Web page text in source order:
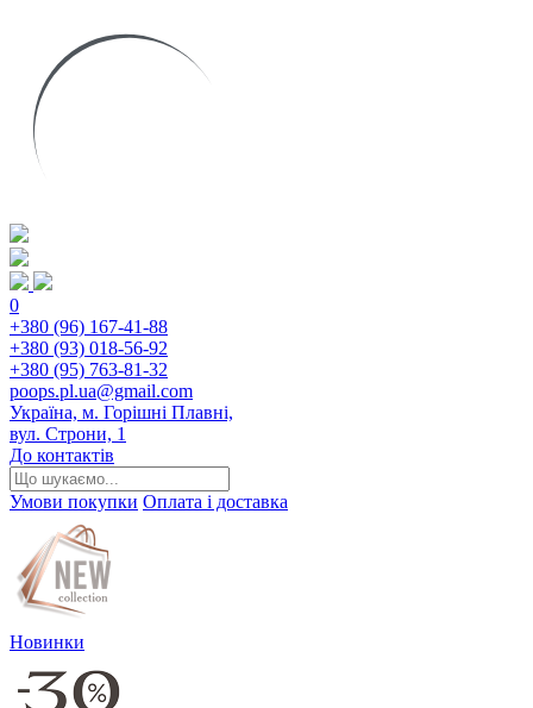
0
+380 (96) 167-41-88
+380 (93) 018-56-92
+380 (95) 763-81-32
poops.pl.ua@gmail.com
Україна, м. Горішні Плавні,
вул. Строни, 1
До контактів
Умови покупки Оплата і доставка
Новинки